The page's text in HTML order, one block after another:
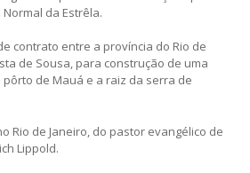
da Estrêla.
contrato entre a província do Rio de
de Sousa, para construção de uma
de Mauá e a raiz da serra de
Rio de Janeiro, do pastor evangélico de
Lippold.